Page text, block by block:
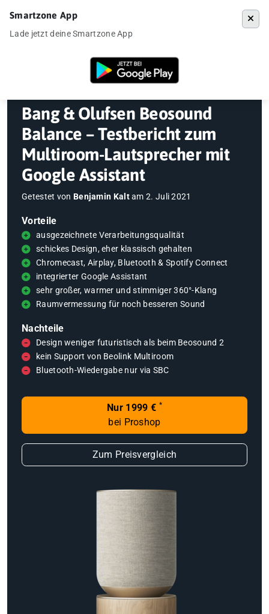
»Bang & Olufsen Beosound Balance –
Bang & Olufsen Beosound
Balance – Testbericht zum
Multiroom-Lautsprecher mit
Google Assistant
Getestet von Benjamin Kaltam2. Juli 2021
Vorteile
ausgezeichnete Verarbeitungsqualität
schickes Design, eher klassisch gehalten
Chromecast, Airplay, Bluetooth & Spotify Connect
integrierter Google Assistant
sehr großer, warmer und stimmiger 360°-Klang
Raumvermessung für noch besseren Sound
Nachteile
Design weniger futuristisch als beim Beosound 2
kein Support von Beolink Multiroom
Bluetooth-Wiedergabe nur via SBC
Nur 1999 € *
bei Proshop
Zum Preisvergleich
Smartzone App
Lade jetzt deine Smartzone App